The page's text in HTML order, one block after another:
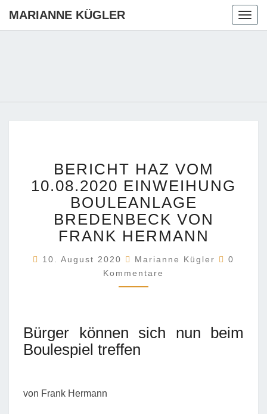
MARIANNE KÜGLER
HAZ
VOM
10.08.2020
EINWEIHUNG
BOULEANLAGE
BREDENBECK
FRANK
HERMANN
BERICHT HAZ VOM
10.08.2020 EINWEIHUNG
BOULEANLAGE
BREDENBECK VON
FRANK HERMANN
10. August 2020 Marianne Kügler
0
Kommentare
Bürger können sich nun beim
Boulespiel treffen
von Frank Hermann